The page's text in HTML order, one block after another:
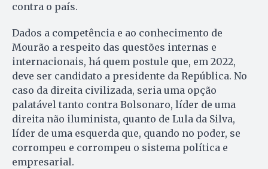
contra o país.
Dados a competência e ao conhecimento de
Mourão a respeito das questões internas e
internacionais, há quem postule que, em 2022,
deve ser candidato a presidente da República. No
caso da direita civilizada, seria uma opção
palatável tanto contra Bolsonaro, líder de uma
direita não iluminista, quanto de Lula da Silva,
líder de uma esquerda que, quando no poder, se
corrompeu e corrompeu o sistema política e
empresarial.